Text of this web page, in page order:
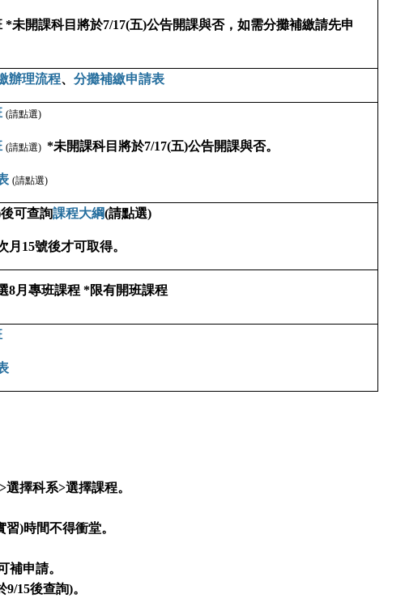
*未開課科目將於7/17(五)公告開課與否，如需分攤補繳請先申
辦理流程、分攤補繳申請表
(請點選)
(請點選) *未開課科目將於7/17(五)公告開課與否。
(請點選)
可查詢課程大綱(請點選)
月15號後才可取得。
8月專班課程 *限有開班課程
擇科系>選擇課程。
)時間不得衝堂。
補申請。
15後查詢)。